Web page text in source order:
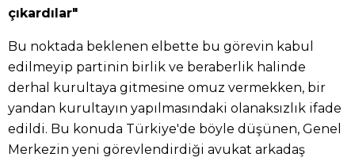
çıkardılar"
Bu noktada beklenen elbette bu görevin kabul
edilmeyip partinin birlik ve beraberlik halinde
derhal kurultaya gitmesine omuz vermekken, bir
yandan kurultayın yapılmasındaki olanaksızlık ifade
edildi. Bu konuda Türkiye'de böyle düşünen, Genel
Merkezin yeni görevlendirdiği avukat arkadaş